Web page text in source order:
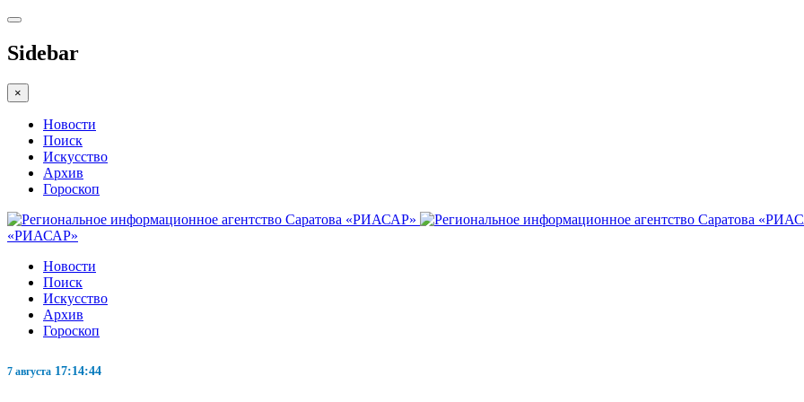
Sidebar
×
Новости
Поиск
Искусство
Архив
Гороскоп
«РИАСАР»
Новости
Поиск
Искусство
Архив
Гороскоп
7 августа 17:14:45